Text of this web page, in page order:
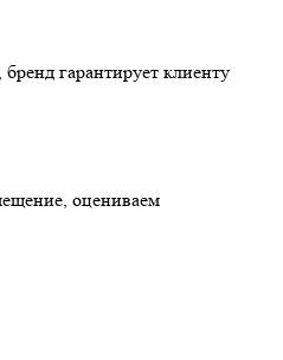
гарантирует клиенту
оцениваем